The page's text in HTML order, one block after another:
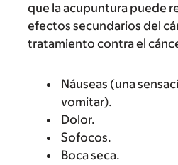
que la acupuntura puede
efectos secundarios del
tratamiento contra el
Náuseas (una
vomitar).
Dolor.
Sofocos.
Boca seca.